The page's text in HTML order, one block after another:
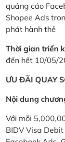
quảng cáo
Shopee Ads
phát hành thẻ
Thời gian triển
đến hết 10/05/
ƯU ĐÃI QUAY
Nội dung
Với mỗi
BIDV Visa